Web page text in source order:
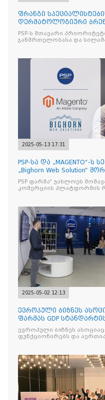
ფრანგი
დერმატოლოგიური
ს ქსელის თან
PSP-ს მთავარი
ჯანმრთელობასა და
2025-05-13 17:31
PSP-სა და
„Bighorn Web Solution“
პლატფორმის
PSP ფარმა“ უახლოეს
კომერციის პლატფორმის
2025-05-02 12:13
ევროპული ბიზნეს
ფარმას GDP
ესტუმრენ
ევროპული ბიზნეს